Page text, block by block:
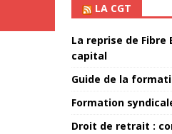
LA CGT
La reprise de Fibre
capital
Guide de la
Formation
Droit de retrait :